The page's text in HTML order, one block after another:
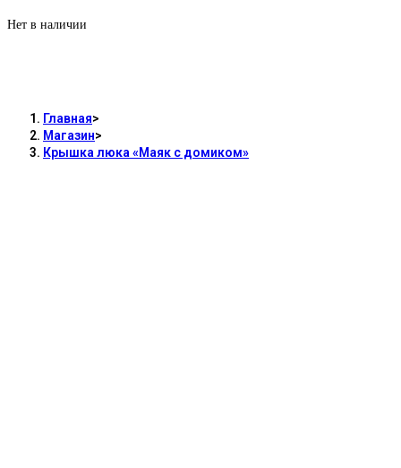
Нет в наличии
Главная>
Магазин>
Крышка люка «Маяк с домиком»